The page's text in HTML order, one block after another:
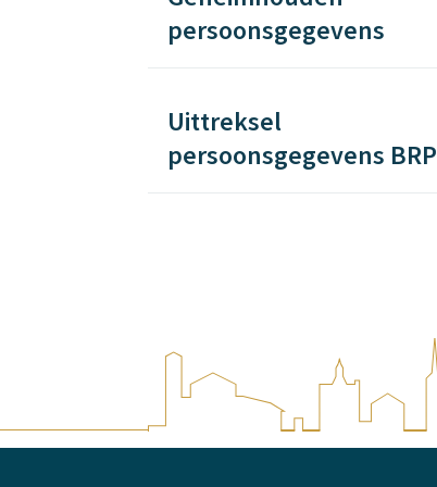
persoonsgegevens
Uittreksel
persoonsgegevens BRP